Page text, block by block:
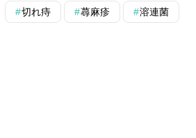
切れ痔 蕁麻疹 溶連菌